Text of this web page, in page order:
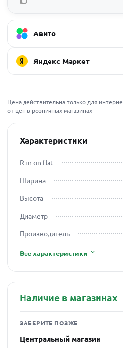
Авито
Яндекс Маркет
Цена действительна только для
от цен в розничных магазинах
Характеристики
Run on flat
Ширина
Высота
Диаметр
Производитель
Все характеристики
Наличие в магазинах
ЗАБЕРИТЕ ПОЗЖЕ
Центральный магазин